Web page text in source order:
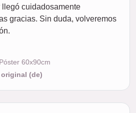
cuidadosamente
gracias. Sin duda, volveremos
60x90cm
(de)